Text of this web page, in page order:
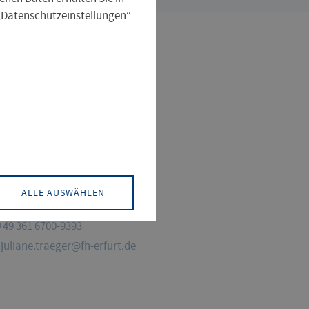
Zentrallabor Chemie
Gefahrstoffbeauftragte
361 6700-9393
juliane.traeger@fh-erfurt.de
ALLE AUSWÄHLEN